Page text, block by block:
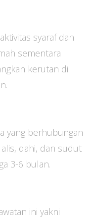
syaraf dan
sementara
kerutan di
yang berhubungan
dahi, dan sudut
3-6 bulan.
ini yakni